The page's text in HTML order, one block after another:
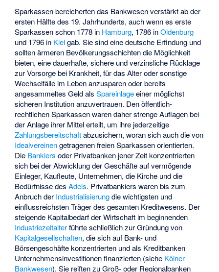
Sparkassen bereicherten das Bankwesen verstärkt ab der
ersten Hälfte des 19. Jahrhunderts, auch wenn es erste
Sparkassen schon 1778 in Hamburg, 1786 inOldenburg
und 1796 in Kielgab. Sie sind eine deutsche Erfindung und
sollten ärmeren Bevölkerungsschichten die Möglichkeit
bieten, eine dauerhafte, sichere und verzinsliche Rücklage
zur Vorsorge bei Krankheit, für das Alter oder sonstige
Wechselfälle im Leben anzusparen oder bereits
angesammeltes Geld alsSpareinlageeiner möglichst
sicheren Institution anzuvertrauen. Den öffentlich-
rechtlichen Sparkassen waren daher strenge Auflagen bei
der Anlage ihrer Mittel erteilt, um ihre jederzeitige
Zahlungsbereitschaftabzusichern, woran sich auch die von
Idealvereinengetragenen freien Sparkassen orientierten.
Die Bankiers oder Privatbanken jener Zeit konzentrierten
sich bei der Abwicklung der Geschäfte auf vermögende
Einleger, Kaufleute, Unternehmen, die Kirche und die
Bedürfnisse desAdels. Privatbankiers waren bis zum
Anbruch der Industrialisierungdie wichtigsten und
einflussreichsten Träger des gesamten Kreditwesens. Der
steigende Kapitalbedarf der Wirtschaft im beginnenden
Industriezeitalterführte schließlich zur Gründung von
Kapitalgesellschaften, die sich auf Bank- und
Börsengeschäfte konzentrierten und als Kreditbanken
Unternehmensinvestitionen finanzierten (siehe Kölner
Bankwesen). Sie reiften zu Groß- oder Regionalbanken